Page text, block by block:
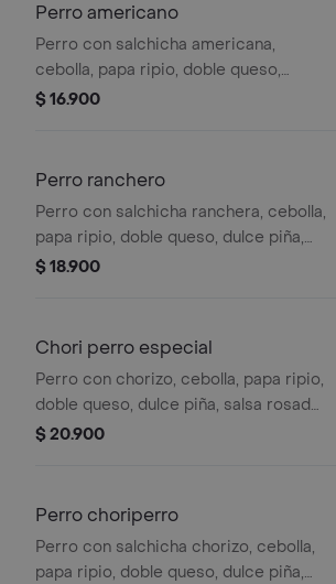
Perro americano
Perro con salchicha americana,
cebolla, papa ripio, doble queso,
dulce piña, salsa rosada y salsa de la
$ 16.900
Perro ranchero
Perro con salchicha ranchera, cebolla,
papa ripio, doble queso, dulce piña,
salsa rosada, salsa de la casa y dos
$ 18.900
Chori perro especial
Perro con chorizo, cebolla, papa ripio,
doble queso, dulce piña, salsa rosada,
salsa de la casa, dos huevos codorniz
$ 20.900
Perro choriperro
Perro con salchicha chorizo, cebolla,
papa ripio, doble queso, dulce piña,